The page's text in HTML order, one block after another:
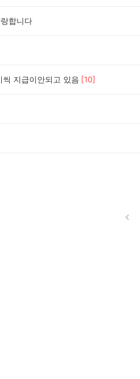
합니다
지급이안되고 있음 [10]